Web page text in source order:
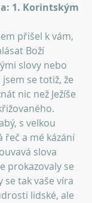
1. Korintským
přišel k vám,
Boží
slovy nebo
se totiž, že
nic než Ježíše
s velkou
řeč a mé kázání
slova
prokazovaly se
se tak vaše víra
lidské, ale